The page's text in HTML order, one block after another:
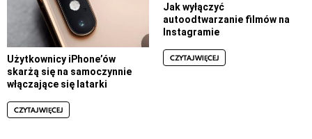
Użytkownicy iPhone’ów
skarżą się na samoczynnie
włączające się latarki
CZYTAJ WIĘCEJ
Jak wyłączyć
autoodtwarzanie filmów na
Instagramie
CZYTAJ WIĘCEJ